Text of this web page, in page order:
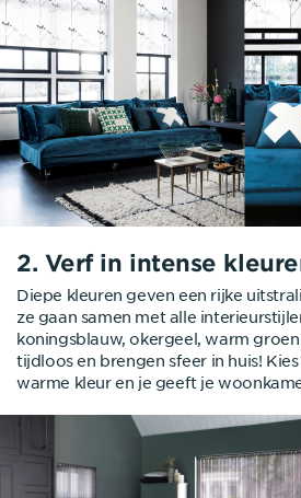
2. Verf in intense
Diepe kleuren geven een rijke
ze gaan samen met alle
koningsblauw, okergeel, warm
tijdloos en brengen sfeer in huis!
warme kleur en je geeft je